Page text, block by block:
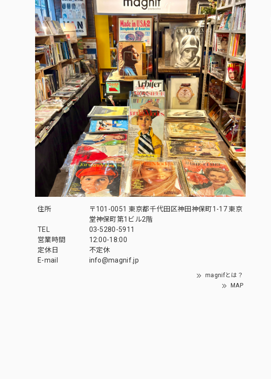
住所
〒101-0051 東京都千代田区神田神保町1-17 東京
堂神保町第1ビル2階
TEL
03-5280-5911
営業時間
12:00-18:00
定休日
不定休
E-mail
info@magnif.jp
magnifとは？
MAP